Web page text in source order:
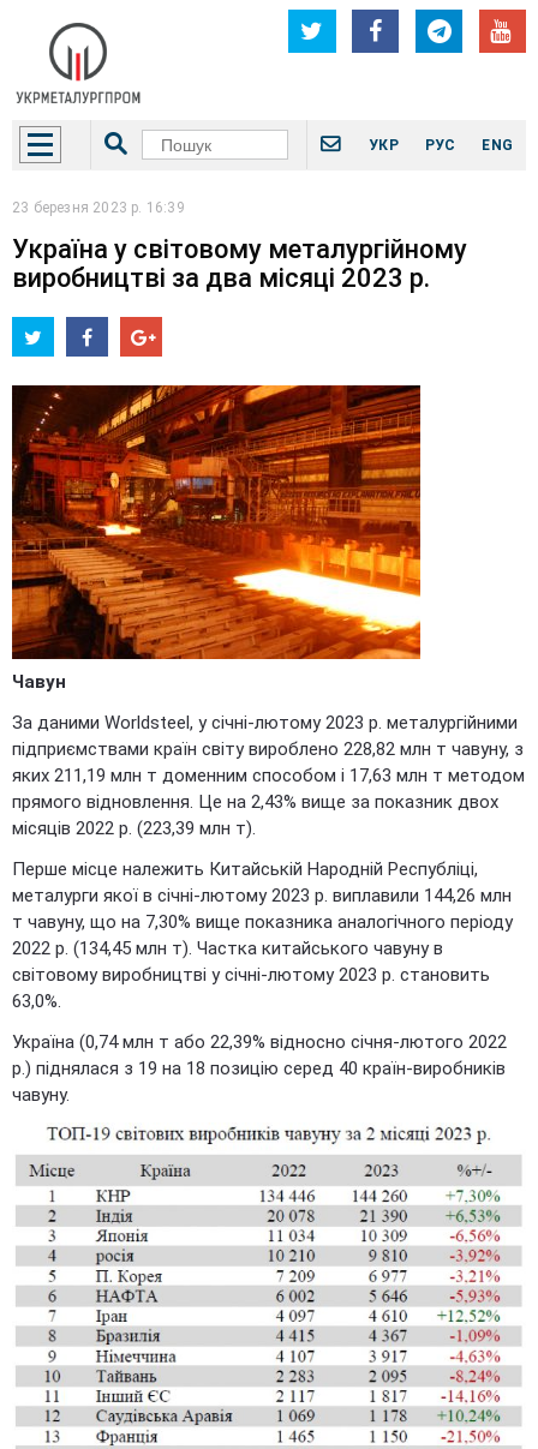
УКР РУС ENG
23 березня 2023 р. 16:39
Україна у світовому металургійному
виробництві за два місяці 2023 р.
Чавун
За даними Worldsteel, у січні-лютому 2023 р. металургійними
підприємствами країн світу вироблено 228,82 млн т чавуну, з
яких 211,19 млн т доменним способом і 17,63 млн т методом
прямого відновлення. Це на 2,43% вище за показник двох
місяців 2022 р. (223,39 млн т).
Перше місце належить Китайській Народній Республіці,
металурги якої в січні-лютому 2023 р. виплавили 144,26 млн
т чавуну, що на 7,30% вище показника аналогічного періоду
2022 р. (134,45 млн т). Частка китайського чавуну в
світовому виробництві у січні-лютому 2023 р. становить
63,0%.
Україна (0,74 млн т або 22,39% відносно січня-лютого 2022
р.) піднялася з 19 на 18 позицію серед 40 країн-виробників
чавуну.